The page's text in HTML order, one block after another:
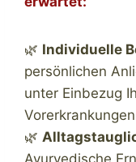
🌿 Individuelle
persönlichen
unter Einbezug
Vorerkrankungen
🌿
Ayurvedische